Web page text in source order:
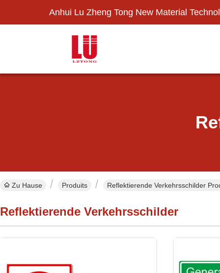
Anhui Lu Zheng Tong New Material
Zu Hause Produits Reflektierende Verkehrsschilder
Reflektierende Verkehrsschilder